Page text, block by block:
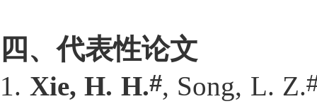
四、代表性论文
1. Xie, H. H.#, Song, L. Z.